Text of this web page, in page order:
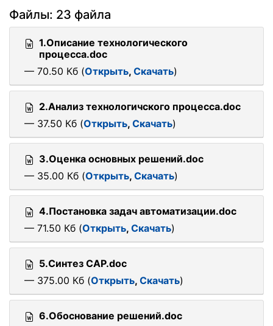
Файлы: 23 файла
1.Описание технологического
процесса.doc
— 70.50 Кб (Открыть, Скачать)
2.Анализ технологичского процесса.doc
— 37.50 Кб (Открыть, Скачать)
3.Оценка основных решений.doc
— 35.00 Кб (Открыть, Скачать)
4.Постановка задач автоматизации.doc
— 71.50 Кб (Открыть, Скачать)
5.Синтез САР.doc
— 375.00 Кб (Открыть, Скачать)
6.Обоснование решений.doc